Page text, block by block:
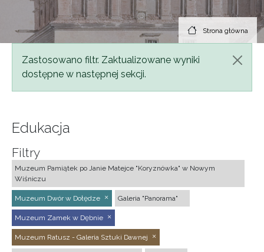
Strona główna
Komunikat
Zastosowano filtr. Zaktualizowane wyniki
dostępne w następnej sekcji.
Edukacja
Filtry
Muzeum Pamiątek po Janie Matejce "Koryznówka" w Nowym
Wiśniczu
Muzeum Dwór w Dołędze Galeria "Panorama"
Muzeum Zamek w Dębnie
Muzeum Ratusz - Galeria Sztuki Dawnej